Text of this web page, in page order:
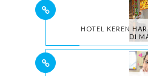
HOTEL KEREN
DI